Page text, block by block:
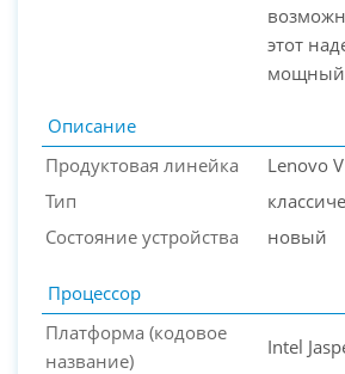
этот
мощный
Описание
Продуктовая линейка
Lenovo V
Тип
Состояние устройства
новый
Процессор
Платформа (кодовое
название)
Intel